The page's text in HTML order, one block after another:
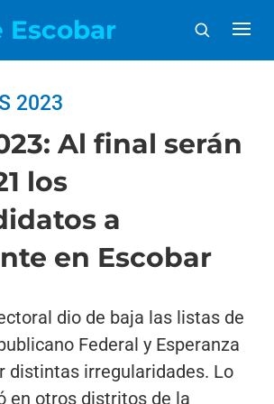
Escobar
2023
Al final serán
los
a
en Escobar
dio de baja las listas de
Federal y Esperanza
distintas irregularidades. Lo
en otros distritos de la